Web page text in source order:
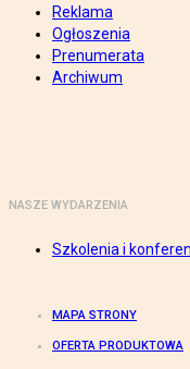
Reklama
Ogłoszenia
Prenumerata
Archiwum
NASZE WYDARZENIA
Szkolenia i
MAPA STRONY
OFERTA PRODUKTOWA